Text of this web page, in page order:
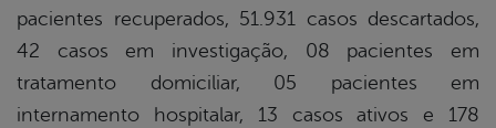
pacientes recuperados, 51.931 casos descartados,
42 casos em investigação, 08 pacientes em
tratamento domiciliar, 05 pacientes em
internamento hospitalar, 13 casos ativos e 178